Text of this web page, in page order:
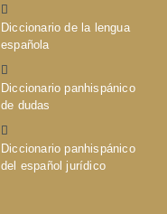
Diccionario de la lengua
española
Diccionario panhispánico
de dudas
Diccionario panhispánico
del español jurídico